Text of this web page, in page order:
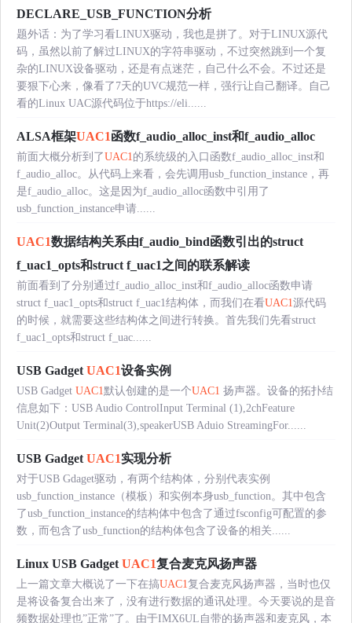
DECLARE_USB_FUNCTION分析
题外话：为了学习看LINUX驱动，我也是拼了。对于LINUX源代
码，虽然以前了解过LINUX的字符串驱动，不过突然跳到一个复
杂的LINUX设备驱动，还是有点迷茫，自己什么不会。不过还是
要狠下心来，像看了7天的UVC规范一样，强行让自己翻译。自己
看的Linux UAC源代码位于https://eli......
ALSA框架UAC1函数f_audio_alloc_inst和f_audio_alloc
前面大概分析到了UAC1的系统级的入口函数f_audio_alloc_inst和
f_audio_alloc。从代码上来看，会先调用usb_function_instance，再
是f_audio_alloc。这是因为f_audio_alloc函数中引用了
usb_function_instance申请......
UAC1数据结构关系由f_audio_bind函数引出的struct
f_uac1_opts和struct f_uac1之间的联系解读
前面看到了分别通过f_audio_alloc_inst和f_audio_alloc函数申请
struct f_uac1_opts和struct f_uac1结构体，而我们在看UAC1源代码
的时候，就需要这些结构体之间进行转换。首先我们先看struct
f_uac1_opts和struct f_uac......
USB Gadget UAC1设备实例
USB Gadget UAC1默认创建的是一个UAC1 扬声器。设备的拓扑结
信息如下：USB Audio ControlInput Terminal (1),2chFeature
Unit(2)Output Terminal(3),speakerUSB Aduio StreamingFor......
USB Gadget UAC1实现分析
对于USB Gdaget驱动，有两个结构体，分别代表实例
usb_function_instance（模板）和实例本身usb_function。其中包含
了usb_function_instance的结构体中包含了通过fsconfig可配置的参
数，而包含了usb_function的结构体包含了设备的相关......
Linux USB Gadget UAC1复合麦克风扬声器
上一篇文章大概说了一下在搞UAC1复合麦克风扬声器，当时也仅
是将设备复合出来了，没有进行数据的通讯处理。今天要说的是音
频数据处理也”正常”了。由于IMX6UL自带的扬声器和麦克风，本